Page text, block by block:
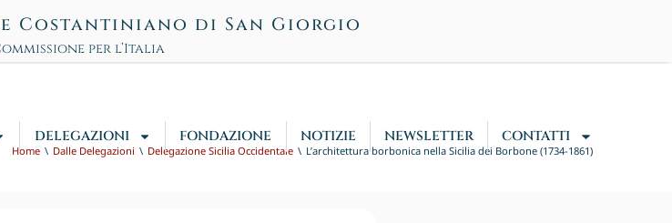
Costantiniano di San Giorgio
per l’Italia
DELEGAZIONI FONDAZIONE NOTIZIE NEWSLETTER CONTATTI
Home Dalle Delegazioni Delegazione Sicilia Occidentale L’architettura borbonica nella Sicilia dei Borbone (1734-1861)